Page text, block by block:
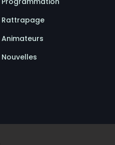
Rattrapage
Animateurs
Nouvelles